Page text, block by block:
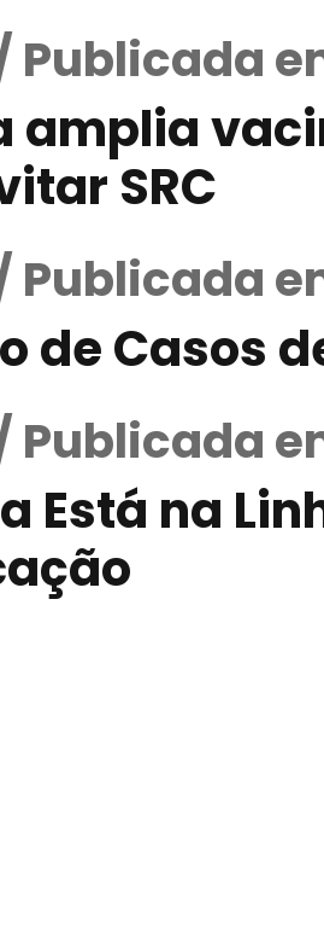
amplia
SRC
Publicada
de Casos
Publicada
Está na